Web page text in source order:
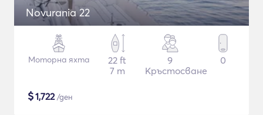
Novurania 22
Моторна яхта
22 ft
7 m
9
Кръстосване
0
$1,722/ден